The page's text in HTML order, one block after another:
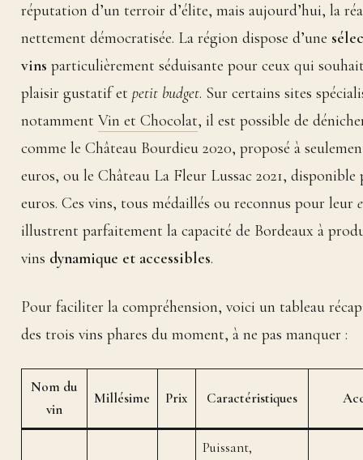
réputation d’un terroir d’élite, mais aujourd’hui, la
nettement démocratisée. La région dispose d’une
vins particulièrement séduisante pour ceux qui
plaisir gustatif et petit budget. Sur certains sites
notamment Vin et Chocolat, il est possible de
comme le Château Bourdieu 2020, proposé à
euros, ou le Château La Fleur Lussac 2021, disponible
euros. Ces vins, tous médaillés ou reconnus pour leur
illustrent parfaitement la capacité de Bordeaux à
vins dynamique et accessibles.
Pour faciliter la compréhension, voici un tableau
des trois vins phares du moment, à ne pas manquer :
Nom du
vin
Millésime Prix Caractéristiques
Puissant,